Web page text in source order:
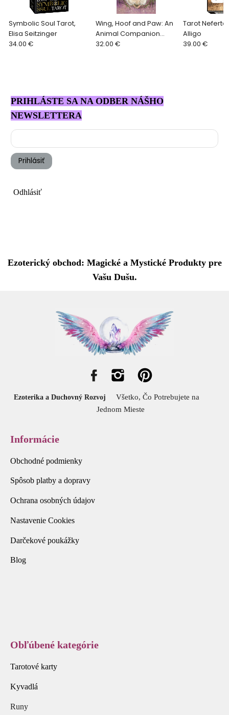
Symbolic Soul Tarot,
Elisa Seitzinger
34.00 €
Wing, Hoof and Paw: An
Animal Companion
Oracle, Angi Sullins
32.00 €
Tarot
Alligo
39.00 €
PRIHLÁSTE SA NA ODBER NÁŠHO
NEWSLETTERA
Prihlásiť
Odhlásiť
Ezoterický obchod: Magické a Mystické Produkty pre
Vašu Dušu.
Ezoterika a Duchovný Rozvoj
Všetko, Čo Potrebujete na
Jednom Mieste
Informácie
Obchodné podmienky
Spôsob platby a dopravy
Ochrana osobných údajov
Nastavenie Cookies
Darčekové poukážky
Blog
Obľúbené kategórie
Tarotové karty
Kyvadlá
Runy